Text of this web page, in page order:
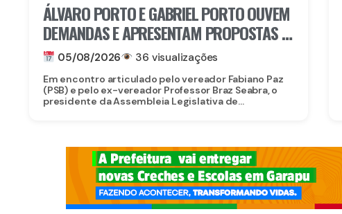
ÁLVARO PORTO E GABRIEL PORTO OUVEM
DEMANDAS E APRESENTAM PROPOSTAS E
PROJETOS A LIDERANÇAS DE PAULISTA
05/08/2026 36 visualizações
Em encontro articulado pelo vereador Fabiano Paz
(PSB) e pelo ex-vereador Professor Braz Seabra, o
presidente da Assembleia Legislativa de...